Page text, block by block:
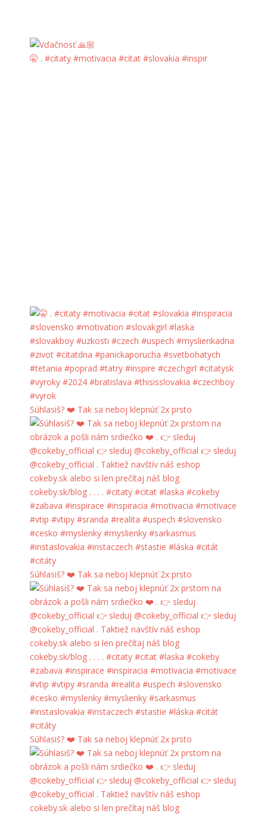
🤫 . #citaty #motivacia #citat #slovakia #inspir
Súhlasiš? ❤️ Tak sa neboj klepnúť 2x prsto
Súhlasiš? ❤️ Tak sa neboj klepnúť 2x prsto
Súhlasiš? ❤️ Tak sa neboj klepnúť 2x prsto